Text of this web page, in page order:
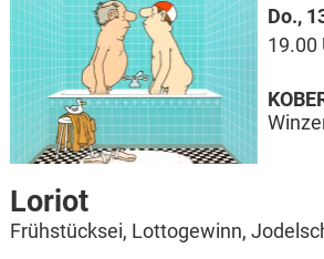
Do.,
19.00
Loriot
Frühstücksei, Lottogewinn,